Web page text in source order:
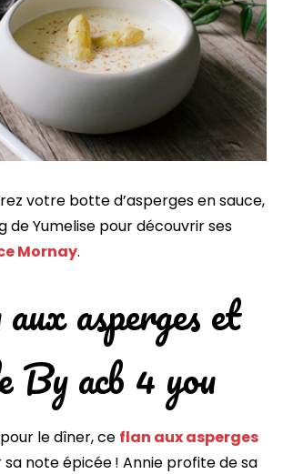
votre botte d’asperges en sauce,
de Yumelise pour découvrir ses
Mornay.
asperges et
By acb 4 you
le dîner, ce flan aux asperges
note épicée ! Annie profite de sa